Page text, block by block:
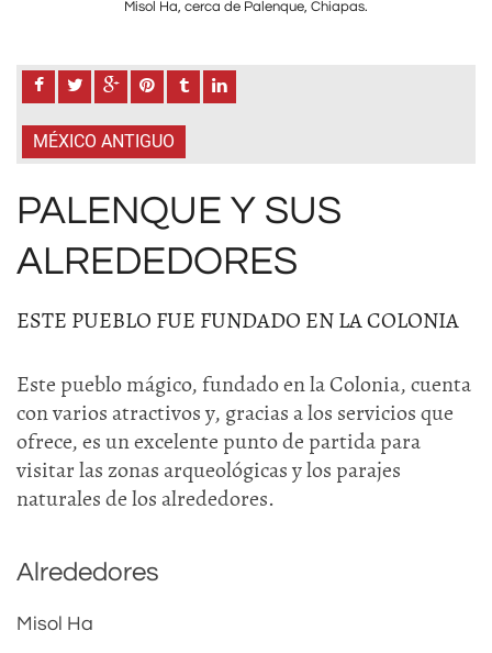
Misol Ha, cerca de Palenque, Chiapas.
MÉXICO ANTIGUO
PALENQUE Y SUS
ALREDEDORES
ESTE PUEBLO FUE FUNDADO EN LA COLONIA
Este pueblo mágico, fundado en la Colonia, cuenta
con varios atractivos y, gracias a los servicios que
ofrece, es un excelente punto de partida para
visitar las zonas arqueológicas y los parajes
naturales de los alrededores.
Alrededores
Misol Ha